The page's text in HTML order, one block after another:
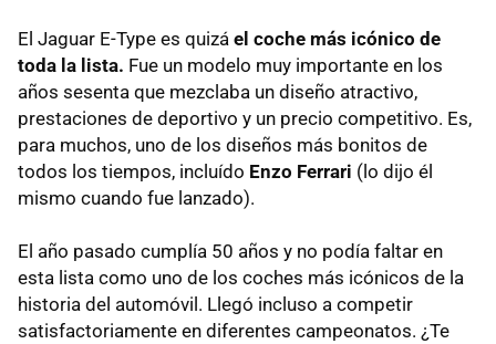
El Jaguar E-Type es quizá el coche más icónico de
toda la lista. Fue un modelo muy importante en los
años sesenta que mezclaba un diseño atractivo,
prestaciones de deportivo y un precio competitivo. Es,
para muchos, uno de los diseños más bonitos de
todos los tiempos, incluído Enzo Ferrari (lo dijo él
mismo cuando fue lanzado).
El año pasado cumplía 50 años y no podía faltar en
esta lista como uno de los coches más icónicos de la
historia del automóvil. Llegó incluso a competir
satisfactoriamente en diferentes campeonatos. ¿Te